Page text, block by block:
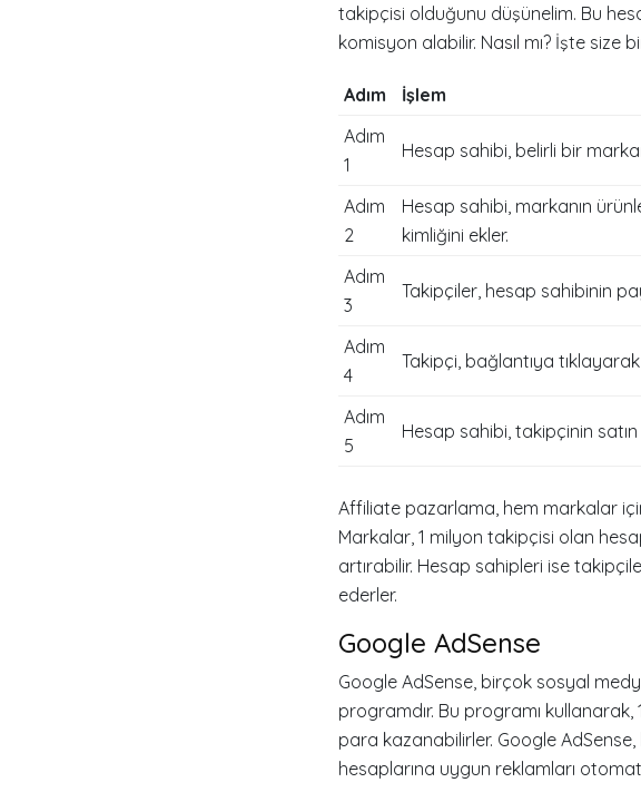
takipçisi olduğunu düşünelim. Bu
komisyon alabilir. Nasıl mı? İşte size
Adım
İşlem
Adım
1
Hesap sahibi, belirli bir
Adım
2
Hesap sahibi, markanın
kimliğini ekler.
Adım
3
Takipçiler, hesap sahibinin
Adım
4
Takipçi, bağlantıya
Adım
5
Hesap sahibi, takipçinin
Affiliate pazarlama, hem markalar
Markalar, 1 milyon takipçisi olan
artırabilir. Hesap sahipleri ise
ederler.
Google AdSense
Google AdSense, birçok sosyal
programdır. Bu programı
para kazanabilirler. Google AdSense,
hesaplarına uygun reklamları